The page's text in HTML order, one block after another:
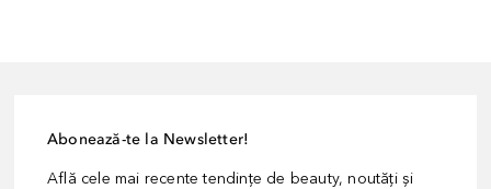
Abonează-te la Newsletter!
Află cele mai recente tendințe de beauty, noutăți și